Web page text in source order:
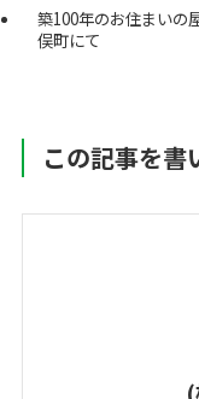
築100年のお住まいの
俣町にて
この記事を書